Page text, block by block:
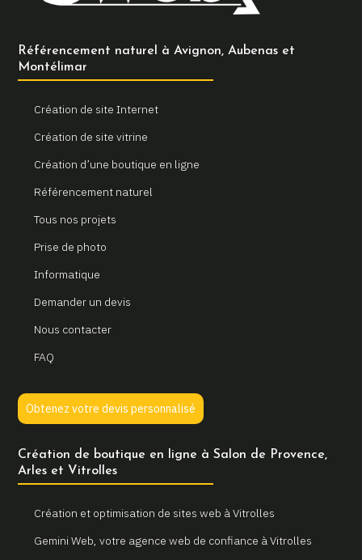
Référencement naturel à Avignon, Aubenas et
Montélimar
Création de site Internet
Création de site vitrine
Création d’une boutique en ligne
Référencement naturel
Tous nos projets
Prise de photo
Informatique
Demander un devis
Nous contacter
FAQ
Obtenez votre devis personnalisé
Création de boutique en ligne à Salon de Provence,
Arles et Vitrolles
Création et optimisation de sites web à Vitrolles
Gemini Web, votre agence web de confiance à Vitrolles